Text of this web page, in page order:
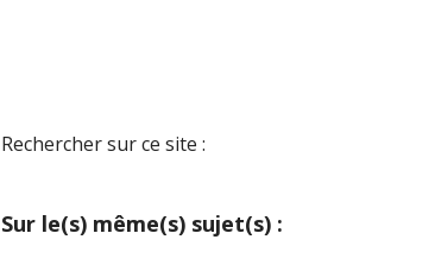
Rechercher sur ce site :
Sur le(s) même(s) sujet(s) :